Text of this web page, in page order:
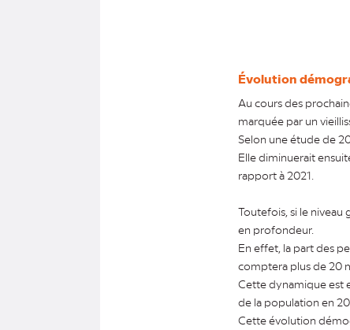
Évolution
Au cours des
marquée par un
Selon une étude de
Elle diminuerait
rapport à 2021.
Toutefois, si le
en profondeur.
En effet, la part des
comptera plus de 20
Cette dynamique est
de la population en
Cette évolution